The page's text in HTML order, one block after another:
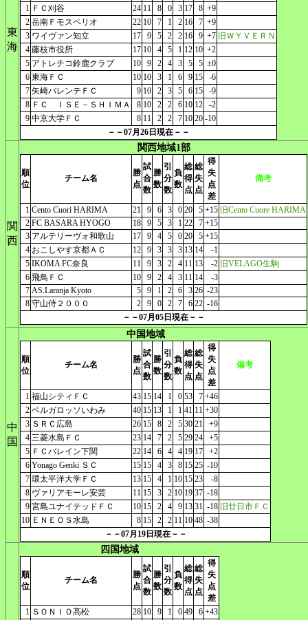
東
海
1 ＦＣ刈谷 24 11 8 0 3 17 8 +9
2 岳南Ｆモスペリオ 22 10 7 1 2 16 7 +9
3 ワイヴァン知立 17 9 5 2 2 16 9 +7 旧ＷＹＶＥＲＮ
4 藤枝市役所 17 10 4 5 1 12 10 +2
5 アトレチコ鈴鹿クラブ 10 9 2 4 3 5 5 ±0
6 東海ＦＣ 10 10 3 1 6 9 15
-6
7 矢崎バレンテＦＣ 9 10 2 3 5 6 15
-9
8 ＦＣ ＩＳＥ－ＳＨＩＭＡ 8 10 2 2 6 10 12
-2
9 中京大学ＦＣ 8 11 2 2 7 10 20 -10
－－07月26日現在－－
関
西
関西地域1部
順
位
チーム名
勝
点
試
合
数
勝
数
引
分
数
負
数
総
得
点
総
失
点
得
失
点
差
備考
1 Cento Cuori HARIMA 21 9 6 3 0 20 5 +15 旧Cento Cuore HARIMA
2 FC BASARA HYOGO 18 9 5 3 1 22 7 +15
3 アルテリーヴォ和歌山 17 9 4 5 0 20 5 +15
4 おこしやす京都ＡＣ 12 9 3 3 3 13 14
-1
5 IKOMA FC奈良 11 9 3 2 4 11 13 -2 旧VELAGO生駒
6 飛鳥ＦＣ 10 9 2 4 3 11 14
-3
7 AS.Laranja Kyoto 5 9 1 2 6 3 26 -23
8 守山侍２０００ 2 9 0 2 7 6 22 -16
－－07月05日現在－－
中
国
中国地域
順
位
チーム名
勝
点
試
合
数
勝
数
引
分
数
負
数
総
得
点
総
失
点
得
失
点
差
備考
1 福山シティＦＣ 43 15 14 1 0 53 7 +46
2 ベルガロッソいわみ 40 15 13 1 1 41 11 +30
3 ＳＲＣ広島 26 15 8 2 5 30 21
+9
4 三菱水島ＦＣ 23 14 7 2 5 29 24
+5
5 ＦＣバレイン下関 22 14 6 4 4 19 17
+2
6 Yonago Genki ＳＣ 15 15 4 3 8 15 25 -10
7 環太平洋大学ＦＣ 13 15 4 1 10 15 23
-8
8 ヴァリアモーレ安芸 11 15 3 2 10 19 37 -18
9 宮島ユナイテッドＦＣ 10 15 2 4 9 13 31 -18 旧廿日市ＦＣ
10 ＥＮＥＯＳ水島 8 15 2 2 11 10 48 -38
－－07月19日現在－－
四国地域
順
位
チーム名
勝
点
試
合
数
勝
数
引
分
数
負
数
総
得
点
総
失
点
得
失
点
差
1 ＳＯＮＩＯ高松 28 10 9 1 0 49 6 +43